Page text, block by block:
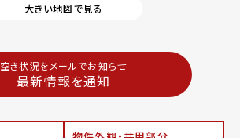
大きい地図で見る
空き状況をメールでお知らせ
最新情報を通知